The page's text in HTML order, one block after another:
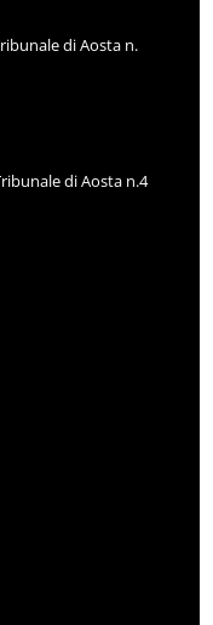
di Aosta n.
di Aosta n.4